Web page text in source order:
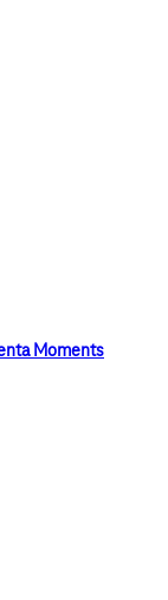
Moments